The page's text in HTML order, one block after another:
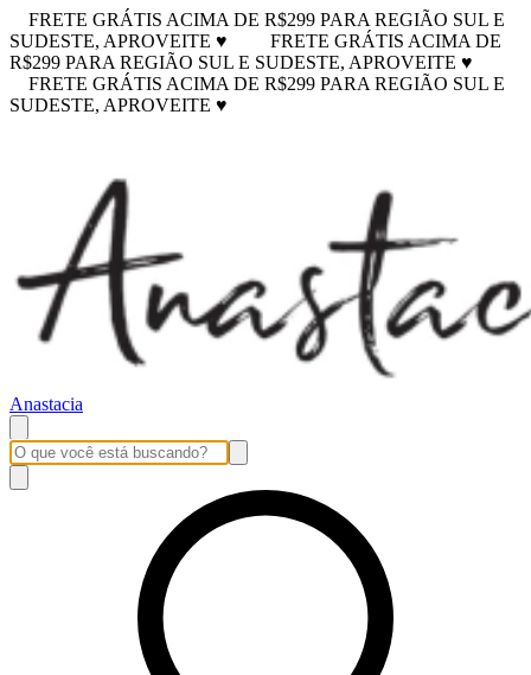
FRETE GRÁTIS ACIMA DE R$299 PARA REGIÃO SUL E
SUDESTE, APROVEITE ♥
FRETE GRÁTIS ACIMA DE
R$299 PARA REGIÃO SUL E SUDESTE, APROVEITE ♥
FRETE GRÁTIS ACIMA DE R$299 PARA REGIÃO SUL E
SUDESTE, APROVEITE ♥
Anastacia